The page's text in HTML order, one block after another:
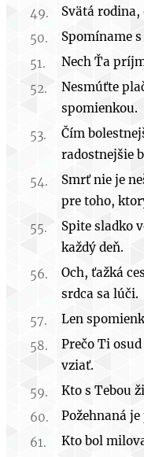
Svätá rodina,
Spomíname
Nech Ťa
Nesmúťte
spomienkou.
Čím
radostnejšie
Smrť nie je
pre toho,
Spite sladko
každý deň.
Och, ťažká
srdca sa lúči.
Len
Prečo Ti
vziať.
Kto s Tebou
Požehnaná
Kto bol